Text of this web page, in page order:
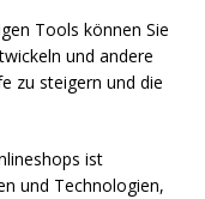
Tools können Sie
und andere
zu steigern und die
ist
und Technologien,